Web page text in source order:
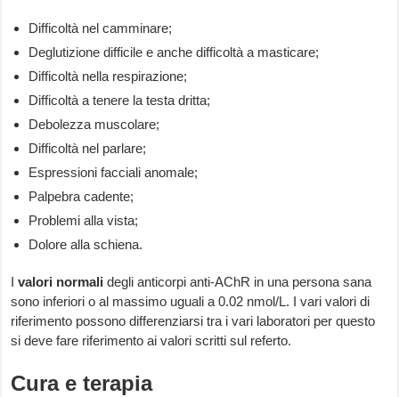
Difficoltà nel camminare;
Deglutizione difficile e anche difficoltà a masticare;
Difficoltà nella respirazione;
Difficoltà a tenere la testa dritta;
Debolezza muscolare;
Difficoltà nel parlare;
Espressioni facciali anomale;
Palpebra cadente;
Problemi alla vista;
Dolore alla schiena.
Ivalori normali degli anticorpi anti-AChR in una persona sana
sono inferiori o al massimo uguali a 0.02 nmol/L. I vari valori di
riferimento possono differenziarsi tra i vari laboratori per questo
si deve fare riferimento ai valori scritti sul referto.
Cura e terapia